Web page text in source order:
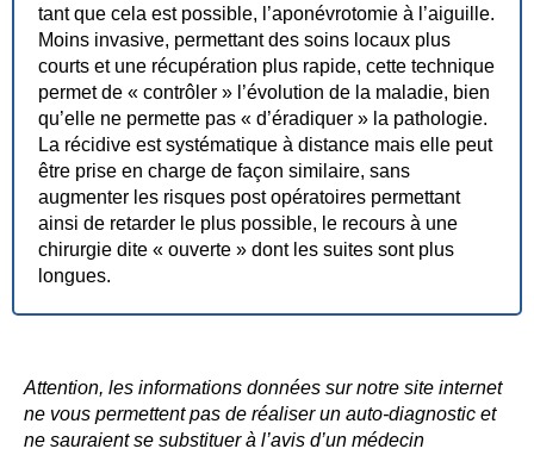
tant que cela est possible, l’aponévrotomie à l’aiguille.
Moins invasive, permettant des soins locaux plus
courts et une récupération plus rapide, cette technique
permet de « contrôler » l’évolution de la maladie, bien
qu’elle ne permette pas « d’éradiquer » la pathologie.
La récidive est systématique à distance mais elle peut
être prise en charge de façon similaire, sans
augmenter les risques post opératoires permettant
ainsi de retarder le plus possible, le recours à une
chirurgie dite « ouverte » dont les suites sont plus
longues.
Attention, les informations données sur notre site internet
ne vous permettent pas de réaliser un auto-diagnostic et
ne sauraient se substituer à l’avis d’un médecin